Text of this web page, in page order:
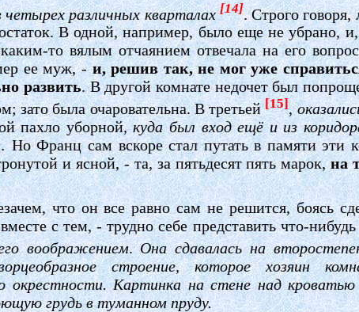
четырех различных кварталах [14]. Строго
В одной, например, было еще не убрано,
то вялым отчаянием отвечала на его
ее муж, -и, решив так, не мог уже
развить. В другой комнате недочет был
зато была очаровательна. В третьей[15],
пахло уборной, куда был вход ещё и из
Франц сам вскоре стал путать в памяти эти
и ясной, - та, за пятьдесят пять марок,на
что он все равно сам не решится, боясь
с тем, - трудно себе представить что-
воображением.Она сдавалась на
строение, которое хозяин
окрестности. Картинка на стене над
грудь в туманном пруду.